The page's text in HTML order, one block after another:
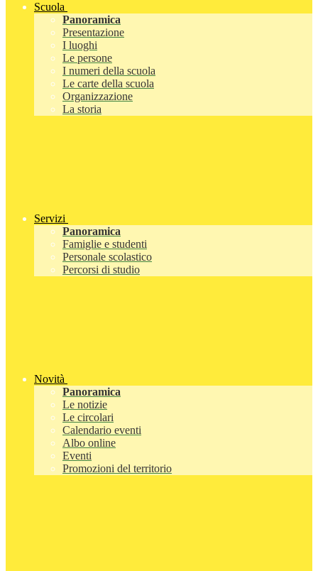
Scuola
Panoramica
Presentazione
I luoghi
Le persone
I numeri della scuola
Le carte della scuola
Organizzazione
La storia
Servizi
Panoramica
Famiglie e studenti
Personale scolastico
Percorsi di studio
Novità
Panoramica
Le notizie
Le circolari
Calendario eventi
Albo online
Eventi
Promozioni del territorio